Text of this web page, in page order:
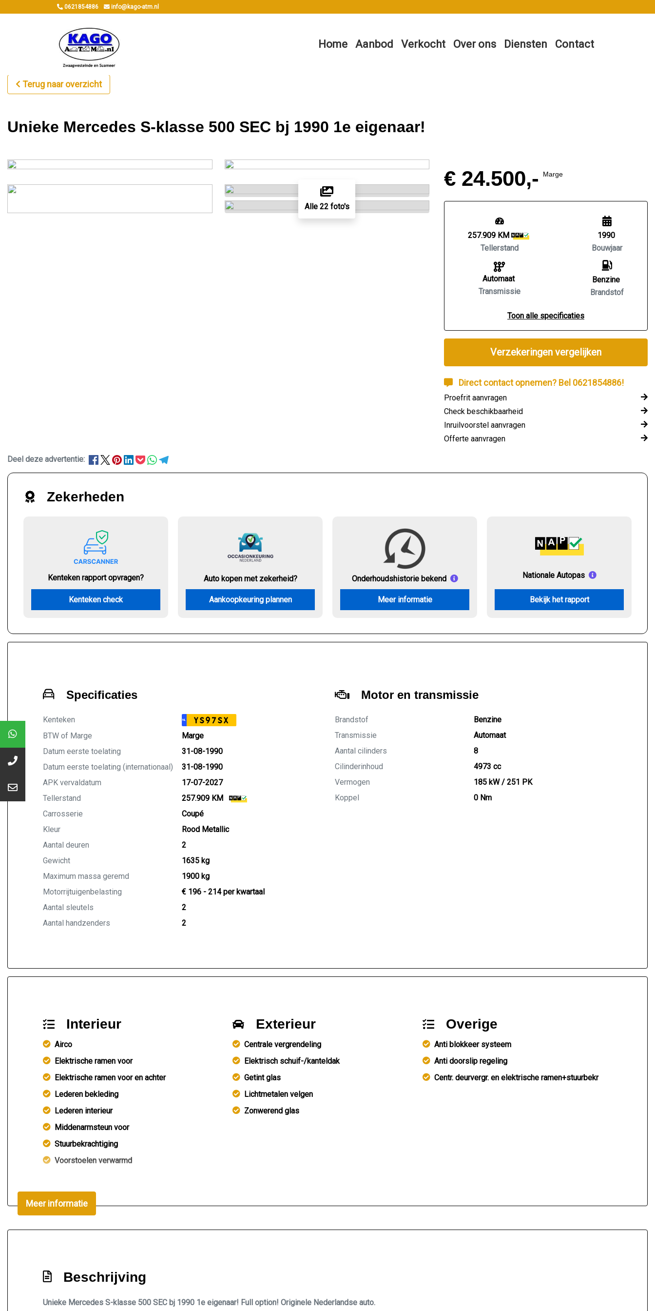
0621854886 info@kago-atm.nl
Home Aanbod Verkocht Over ons Diensten Contact
Terug naar overzicht
Unieke Mercedes S-klasse 500 SEC bj 1990 1e eigenaar!
Alle 22 foto's
€ 24.500,- Marge
257.909 KM
Tellerstand
Automaat
Transmissie
1990
Bouwjaar
Benzine
Brandstof
Toon alle specificaties
Verzekeringen vergelijken
Direct contact opnemen? Bel 0621854886!
Proefrit aanvragen
Check beschikbaarheid
Inruilvoorstel aanvragen
Offerte aanvragen
Deel deze advertentie:
Zekerheden
Kenteken rapport opvragen?
Kenteken check
Auto kopen met zekerheid?
Aankoopkeuring plannen
Onderhoudshistorie bekend
Meer informatie
Nationale Autopas
Bekijk het rapport
Specificaties
Kenteken NL YS97SX
BTW of Marge
Marge
Datum eerste toelating
31-08-1990
Datum eerste toelating (internationaal)
31-08-1990
APK vervaldatum
17-07-2027
Tellerstand
257.909 KM
Carrosserie
Coupé
Kleur
Rood Metallic
Aantal deuren
2
Gewicht
1635 kg
Maximum massa geremd
1900 kg
Motorrijtuigenbelasting
€ 196 - 214 per kwartaal
Aantal sleutels
2
Aantal handzenders
2
Motor en transmissie
Brandstof
Benzine
Transmissie
Automaat
Aantal cilinders
8
Cilinderinhoud
4973 cc
Vermogen
185 kW / 251 PK
Koppel
0 Nm
Interieur
Airco
Elektrische ramen voor
Elektrische ramen voor en achter
Lederen bekleding
Lederen interieur
Middenarmsteun voor
Stuurbekrachtiging
Voorstoelen verwarmd
Exterieur
Centrale vergrendeling
Elektrisch schuif-/kanteldak
Getint glas
Lichtmetalen velgen
Zonwerend glas
Overige
Anti blokkeer systeem
Anti doorslip regeling
Centr. deurvergr. en elektrische ramen+stuurbekr
Meer informatie
Beschrijving
Unieke Mercedes S-klasse 500 SEC bj 1990 1e eigenaar! Full option! Originele Nederlandse auto.